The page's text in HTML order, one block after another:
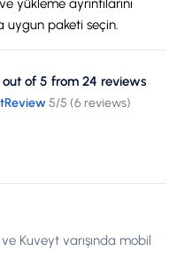
yükleme ayrıntılarını
uygun paketi seçin.
of 5 from 24 reviews
5/5 (6 reviews)
Kuveyt varışında mobil